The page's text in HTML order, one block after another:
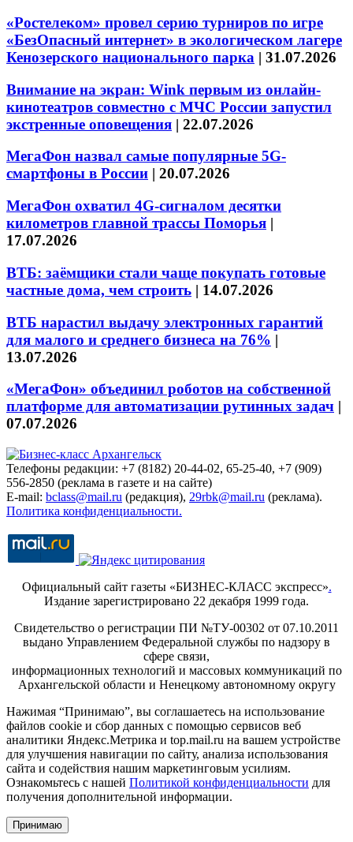
«Ростелеком» провел серию турниров по игре
«БезОпасный интернет» в экологическом лагере
Кенозерского национального парка | 31.07.2026
Внимание на экран: Wink первым из онлайн-
кинотеатров совместно с МЧС России запустил
экстренные оповещения | 22.07.2026
МегаФон назвал самые популярные 5G-
смартфоны в России | 20.07.2026
МегаФон охватил 4G-сигналом десятки
километров главной трассы Поморья |
17.07.2026
ВТБ: заёмщики стали чаще покупать готовые
частные дома, чем строить | 14.07.2026
ВТБ нарастил выдачу электронных гарантий
для малого и среднего бизнеса на 76% |
13.07.2026
«МегаФон» объединил роботов на собственной
платформе для автоматизации рутинных задач |
07.07.2026
Телефоны редакции: +7 (8182) 20-44-02, 65-25-40, +7 (909)
556-2850 (реклама в газете и на сайте)
E-mail: bclass@mail.ru (редакция), 29rbk@mail.ru (реклама).
Политика конфиденциальности.
Официальный сайт газеты «БИЗНЕС-КЛАСС экспресс».
Издание зарегистрировано 22 декабря 1999 года.
Свидетельство о регистрации ПИ №ТУ-00302 от 07.10.2011
выдано Управлением Федеральной службы по надзору в
сфере связи,
информационных технологий и массовых коммуникаций по
Архангельской области и Ненецкому автономному округу
Нажимая “Принимаю”, вы соглашаетесь на использование
файлов cookie и сбор данных с помощью сервисов веб
аналитики Яндекс.Метрика и top.mail.ru на вашем устройстве
для улучшения навигации по сайту, анализа использования
сайта и содействия нашим маркетинговым усилиям.
Ознакомьтесь с нашей Политикой конфиденциальности для
получения дополнительной информации.
Принимаю